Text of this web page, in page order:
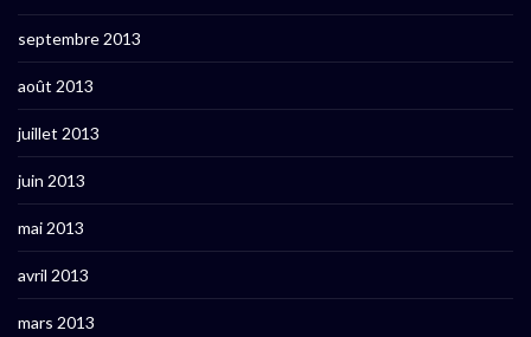
septembre 2013
août 2013
juillet 2013
juin 2013
mai 2013
avril 2013
mars 2013